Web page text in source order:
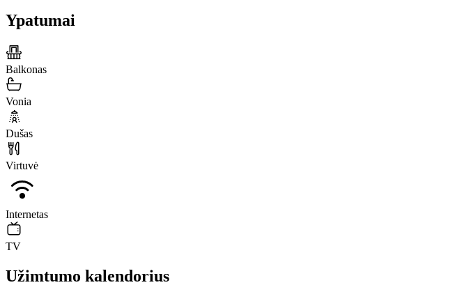
Ypatumai
Balkonas
Vonia
Dušas
Virtuvė
Internetas
TV
Užimtumo kalendorius